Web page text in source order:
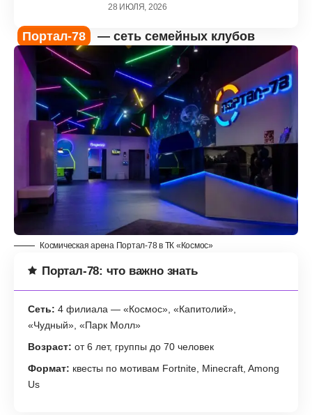
28 ИЮЛЯ, 2026
Портал-78 — сеть семейных клубов
Космическая арена Портал-78 в ТК «Космос»
Портал-78: что важно знать
Сеть: 4 филиала — «Космос», «Капитолий»,
«Чудный», «Парк Молл»
Возраст: от 6 лет, группы до 70 человек
Формат: квесты по мотивам Fortnite, Minecraft, Among
Us